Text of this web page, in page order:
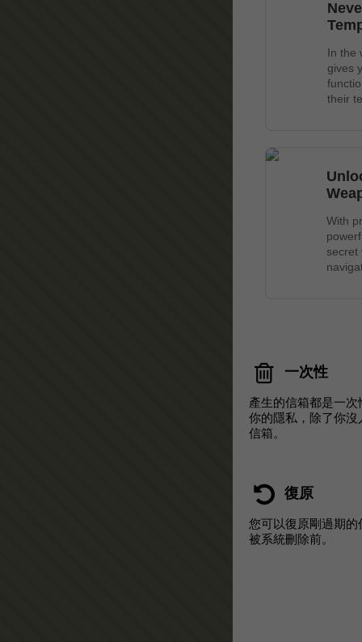
In the
gives
their
With
secret
一次性
產生的信箱都是一
你的隱私，除了你沒
信箱。
復原
您可以復原剛過期的
被系統刪除前。